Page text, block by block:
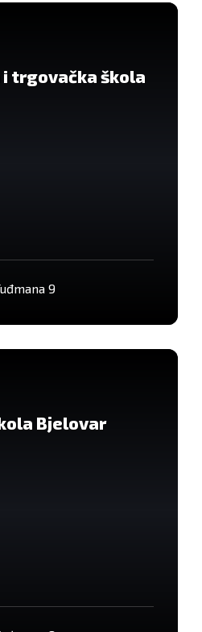
trgovačka škola
9
Bjelovar